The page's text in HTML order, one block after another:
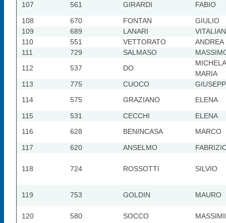
107 561 GIRARDI
FABIO
108
670 FONTAN
GIULIO
109
689 LANARI
110
551 VETTORATO
ANDREA
111
729 SALMASO
112
537 DO
MICHELA
MARIA
113
775 CUOCO
114
575 GRAZIANO
ELENA
115
531 CECCHI
ELENA
116
628 BENINCASA
MARCO
117
620 ANSELMO
118 724 ROSSOTTI SILVIO
119 753 GOLDIN MAURO
120 580 SOCCO